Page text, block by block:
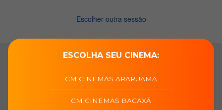
ESCOLHA SEU CINEMA:
CM CINEMAS ARARUAMA
CM CINEMAS BACAXÁ